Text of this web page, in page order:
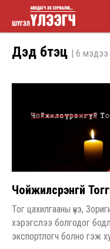
Skip
to
main
Шүгэл
үлээгч
Дэд бүтэц | 6 мэдээ
Чойжилсүрэнгүй
Тог цахилгааны үнэ,
хэрэгслээ болгодог
экспортлогч болно гэж